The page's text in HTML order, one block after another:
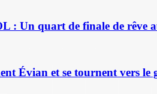
: Un quart de finale de rêve
Évian et se tournent vers